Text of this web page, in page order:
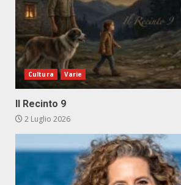
Cultura Varie
Il Recinto 9
2 Luglio 2026